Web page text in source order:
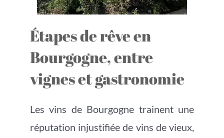
Étapes de rêve en
Bourgogne, entre
vignes et gastronomie
Les vins de Bourgogne trainent une
réputation injustifiée de vins de vieux,